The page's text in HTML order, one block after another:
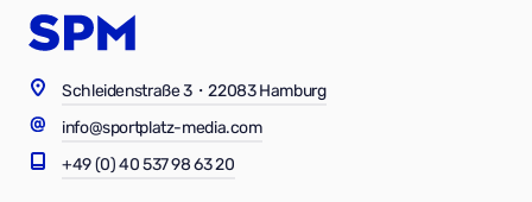
Schleidenstraße 3・22083 Hamburg
info@sportplatz-media.com
+49 (0) 40 537 98 63 20